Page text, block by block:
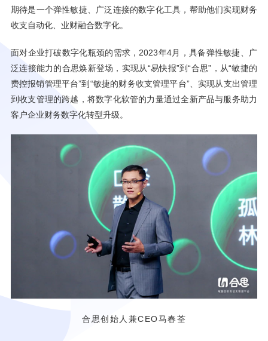
期待是一个弹性敏捷、广泛连接的数字化工具，帮助他们实现财务
收支自动化、业财融合数字化。
面对企业打破数字化瓶颈的需求，2023年4月，具备弹性敏捷、广
泛连接能力的合思焕新登场，实现从“易快报”到“合思”，从“敏捷的
费控报销管理平台”到“敏捷的财务收支管理平台”、实现从支出管理
到收支管理的跨越，将数字化软管的力量通过全新产品与服务助力
客户企业财务数字化转型升级。
合思创始人兼CEO马春荃